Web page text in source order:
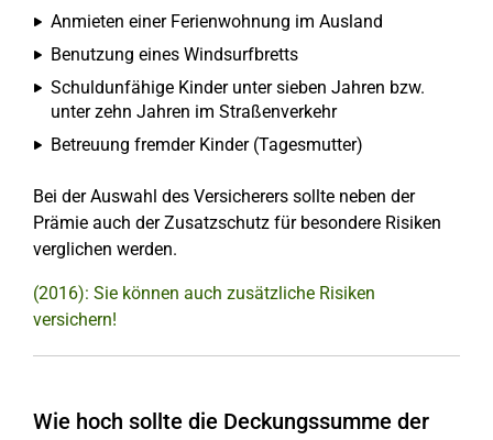
Anmieten einer Ferienwohnung im Ausland
Benutzung eines Windsurfbretts
Schuldunfähige Kinder unter sieben Jahren bzw.
unter zehn Jahren im Straßenverkehr
Betreuung fremder Kinder (Tagesmutter)
Bei der Auswahl des Versicherers sollte neben der
Prämie auch der Zusatzschutz für besondere Risiken
verglichen werden.
(2016): Sie können auch zusätzliche Risiken
versichern!
Wie hoch sollte die Deckungssumme der